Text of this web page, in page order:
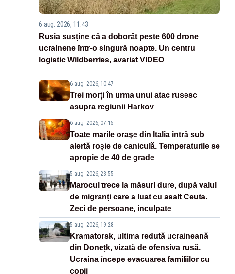
6 aug. 2026, 11:43
Rusia susține că a doborât peste 600 drone
ucrainene într-o singură noapte. Un centru
logistic Wildberries, avariat VIDEO
6 aug. 2026, 10:47
Trei morți în urma unui atac rusesc
asupra regiunii Harkov
6 aug. 2026, 07:15
Toate marile orașe din Italia intră sub
alertă roșie de caniculă. Temperaturile se
apropie de 40 de grade
5 aug. 2026, 23:55
Marocul trece la măsuri dure, după valul
de migranți care a luat cu asalt Ceuta.
Zeci de persoane, inculpate
5 aug. 2026, 19:28
Kramatorsk, ultima redută ucraineană
din Donețk, vizată de ofensiva rusă.
Ucraina începe evacuarea familiilor cu
copii